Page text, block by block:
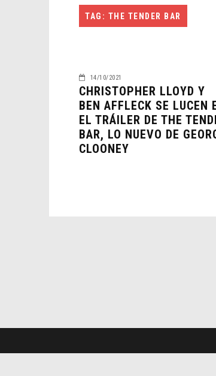
TAG: THE TENDER BAR
14/10/2021
CHRISTOPHER LLOYD Y
BEN AFFLECK SE LUCEN
EL TRÁILER DE THE
BAR, LO NUEVO DE
CLOONEY